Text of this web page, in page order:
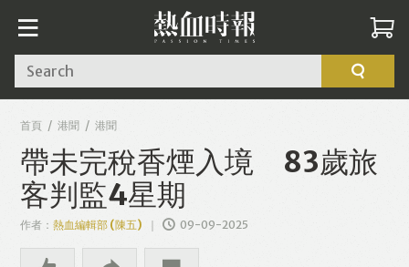
Search
首頁 港聞 港聞
帶未完稅香煙入境 83歲旅
客判監4星期
作者：熱血編輯部 (陳五) 09-09-2025